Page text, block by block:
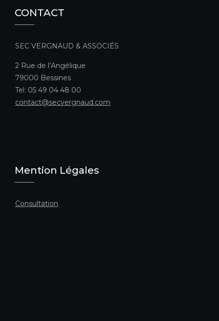
CONTACT
SEC VERGNAUD & ASSOCIÉS
2 Rue de l’Angélique
79000 Bessines
Tel: 05 49 04 48 00
contact@secvergnaud.com
Mention Légales
Consultation